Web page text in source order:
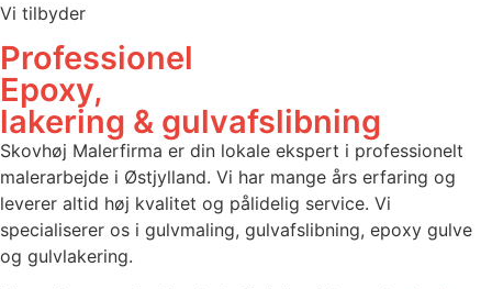
Vi tilbyder
Professionel
Epoxy,
lakering & gulvafslibning
Skovhøj Malerfirma er din lokale ekspert i professionelt
malerarbejde i Østjylland. Vi har mange års erfaring og
leverer altid høj kvalitet og pålidelig service. Vi
specialiserer os i gulvmaling, gulvafslibning, epoxy gulve
og gulvlakering.